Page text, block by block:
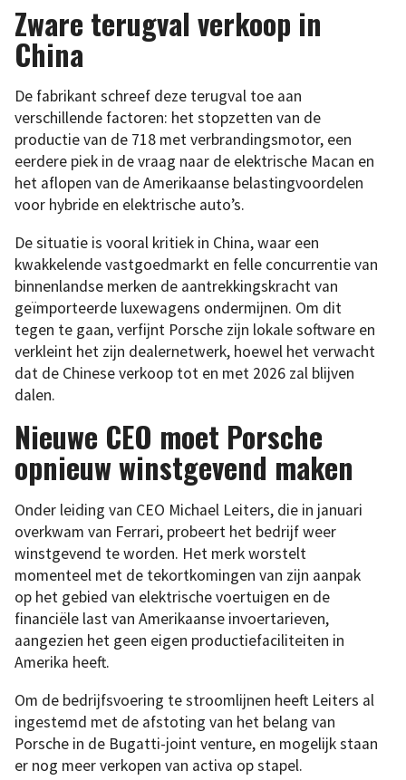
Zware terugval verkoop in
China
De fabrikant schreef deze terugval toe aan
verschillende factoren: het stopzetten van de
productie van de 718 met verbrandingsmotor, een
eerdere piek in de vraag naar de elektrische Macan en
het aflopen van de Amerikaanse belastingvoordelen
voor hybride en elektrische auto’s.
De situatie is vooral kritiek in China, waar een
kwakkelende vastgoedmarkt en felle concurrentie van
binnenlandse merken de aantrekkingskracht van
geïmporteerde luxewagens ondermijnen. Om dit
tegen te gaan, verfijnt Porsche zijn lokale software en
verkleint het zijn dealernetwerk, hoewel het verwacht
dat de Chinese verkoop tot en met 2026 zal blijven
dalen.
Nieuwe CEO moet Porsche
opnieuw winstgevend maken
Onder leiding van CEO Michael Leiters, die in januari
overkwam van Ferrari, probeert het bedrijf weer
winstgevend te worden. Het merk worstelt
momenteel met de tekortkomingen van zijn aanpak
op het gebied van elektrische voertuigen en de
financiële last van Amerikaanse invoertarieven,
aangezien het geen eigen productiefaciliteiten in
Amerika heeft.
Om de bedrijfsvoering te stroomlijnen heeft Leiters al
ingestemd met de afstoting van het belang van
Porsche in de Bugatti-joint venture, en mogelijk staan
er nog meer verkopen van activa op stapel.